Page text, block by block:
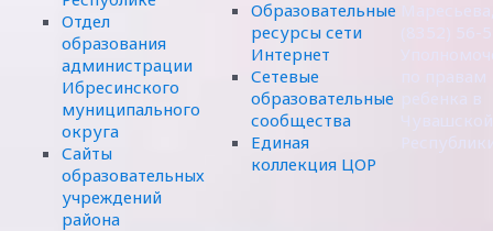
Отдел
образования
администрации
Ибресинского
муниципального
округа
Сайты
образовательных
учреждений
района
Образовательные
ресурсы сети
Интернет
Сетевые
образовательные
сообщества
Единая
коллекция ЦОР